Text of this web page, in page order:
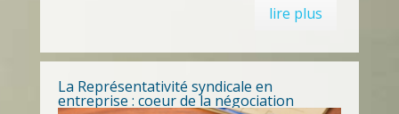
lire plus
La Représentativité syndicale en
entreprise : coeur de la négociation